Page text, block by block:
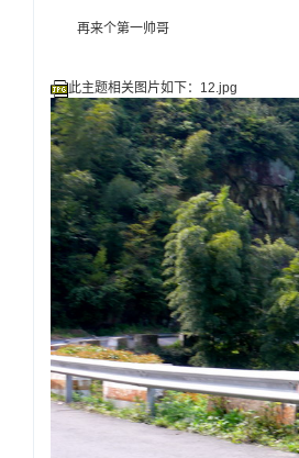
再来个第一帅哥
此主题相关图片如下：12.jpg